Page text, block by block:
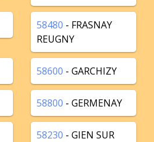
58480 - FRASNAY
REUGNY
58600 - GARCHIZY
58800 - GERMENAY
58230 - GIEN SUR